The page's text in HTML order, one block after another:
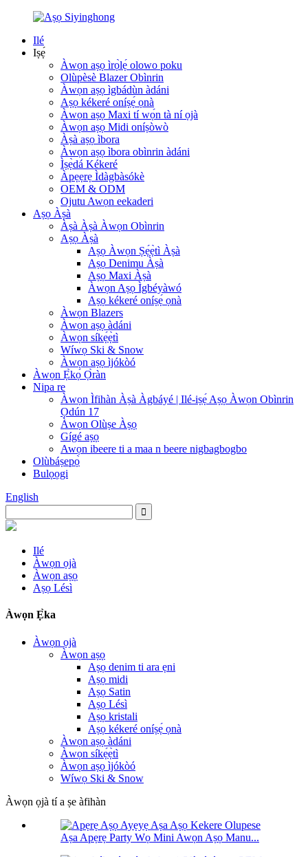
Ilé
Iṣẹ́
Àwọn aṣọ ìrọ̀lẹ́ olowo poku
Olùpèsè Blazer Obìnrin
Àwọn aṣọ ìgbádùn àdáni
Aṣọ kékeré oníṣẹ́ ọnà
Àwọn aṣọ Maxi tí wọ́n tà ní ọjà
Àwọn aṣọ Midi oníṣòwò
Àṣà aṣọ ìbora
Àwọn aṣọ ìbora obìnrin àdáni
Ìṣẹ̀dá Kékeré
Àpẹẹrẹ Ìdàgbàsókè
OEM & ODM
Ojutu Awọn eekaderi
Aṣọ Àṣà
Àṣà Àṣà Àwọn Obìnrin
Aṣọ Àṣà
Aṣọ Àwọn Ṣẹ́ẹ̀tì Àṣà
Aṣọ Denimu Àṣà
Aṣọ Maxi Àṣà
Àwọn Aṣọ Ìgbéyàwó
Aṣọ kékeré oníṣẹ́ ọnà
Àwọn Blazers
Àwọn aṣọ àdáni
Àwọn síkẹ́ẹ̀tì
Wíwọ Ski & Snow
Àwọn aṣọ ìjókòó
Àwọn Ẹ̀kọ́ Ọ̀ràn
Nipa re
Àwọn Ìfihàn Àṣà Àgbáyé | Ilé-iṣẹ́ Aṣọ Àwọn Obìnrin
Ọdún 17
Àwọn Olùṣe Àṣọ
Gígé aṣọ
Awọn ibeere ti a maa n beere nigbagbogbo
Olùbáṣepọ̀
Bulọọgi
English
Ilé
Àwọn ọjà
Àwọn aṣọ
Aṣọ Lésì
Àwọn Ẹ̀ka
Àwọn ọjà
Àwọn aṣọ
Aṣọ denim ti ara ẹni
Aṣọ midi
Aṣọ Satin
Aṣọ Lésì
Aṣọ kristali
Aṣọ kékeré oníṣẹ́ ọnà
Àwọn aṣọ àdáni
Àwọn síkẹ́ẹ̀tì
Àwọn aṣọ ìjókòó
Wíwọ Ski & Snow
Àwọn ọjà tí a ṣe àfihàn
Aṣa Apẹrẹ Party Wọ Mini Awọn Aṣọ Manu...